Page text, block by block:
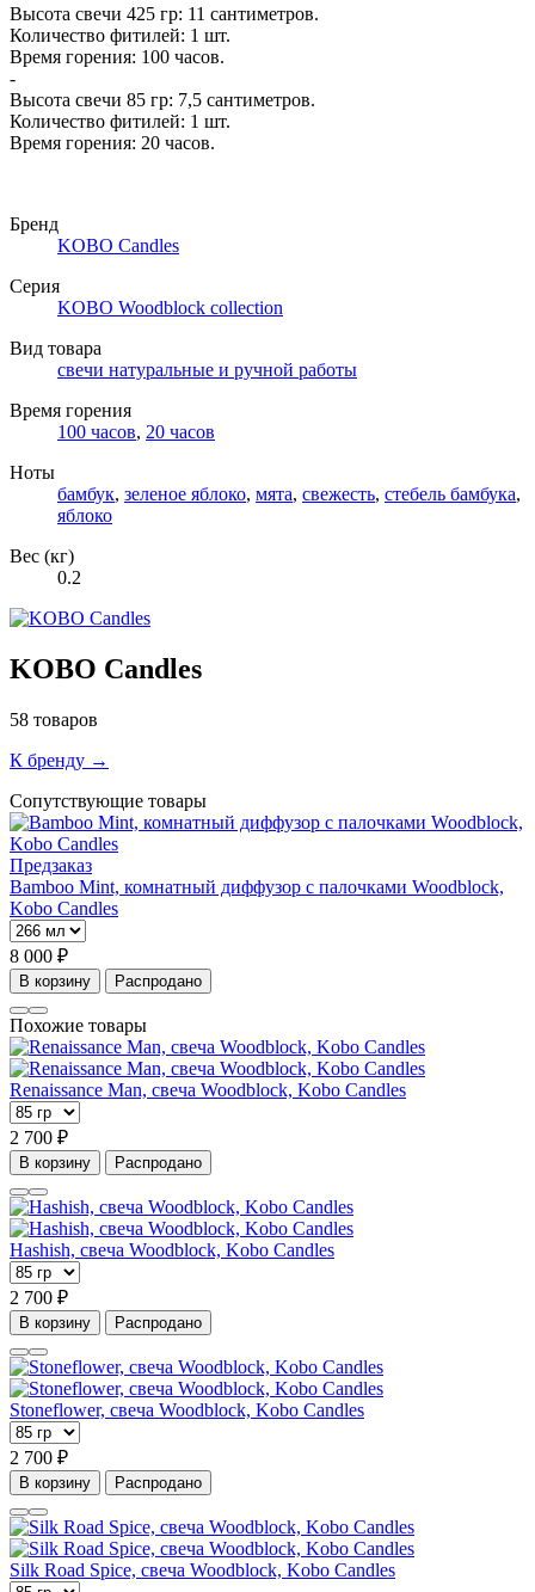
Высота свечи 425 гр: 11 сантиметров.
Количество фитилей: 1 шт.
Время горения: 100 часов.
-
Высота свечи 85 гр: 7,5 сантиметров.
Количество фитилей: 1 шт.
Время горения: 20 часов.
Бренд
KOBO Candles
Серия
KOBO Woodblock collection
Вид товара
свечи натуральные и ручной работы
Время горения
100 часов, 20 часов
Ноты
бамбук, зеленое яблоко, мята, свежесть, стебель бамбука,
яблоко
Вес (кг)
0.2
KOBO Candles
58 товаров
К бренду →
Сопутствующие товары
Предзаказ
Bamboo Mint, комнатный диффузор с палочками Woodblock,
Kobo Candles
8 000 ₽
В корзину Распродано
Похожие товары
Renaissance Man, свеча Woodblock, Kobo Candles
2 700 ₽
В корзину Распродано
Hashish, свеча Woodblock, Kobo Candles
2 700 ₽
В корзину Распродано
Stoneflower, свеча Woodblock, Kobo Candles
2 700 ₽
В корзину Распродано
Silk Road Spice, свеча Woodblock, Kobo Candles